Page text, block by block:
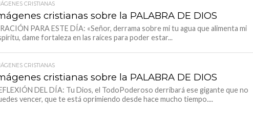
CRISTIANAS
cristianas sobre la PALABRA DE DIOS
PARA ESTE DÍA: «Señor, derrama sobre mi tu agua que alimenta mi
dame fortaleza en las raíces para poder estar...
CRISTIANAS
cristianas sobre la PALABRA DE DIOS
DEL DÍA: Tu Dios, el TodoPoderoso derribará ese gigante que no
vencer, que te está oprimiendo desde hace mucho tiempo....